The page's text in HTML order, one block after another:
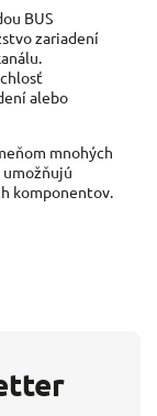
BUS
zariadení
alebo
mnohých
komponentov.